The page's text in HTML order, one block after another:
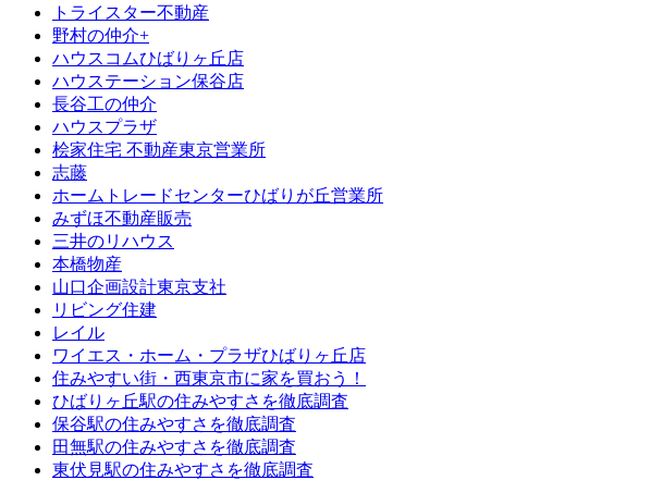
トライスター不動産
野村の仲介+
ハウスコムひばりヶ丘店
ハウステーション保谷店
長谷工の仲介
ハウスプラザ
桧家住宅 不動産東京営業所
志藤
ホームトレードセンターひばりが丘営業所
みずほ不動産販売
三井のリハウス
本橋物産
山口企画設計東京支社
リビング住建
レイル
ワイエス・ホーム・プラザひばりヶ丘店
住みやすい街・西東京市に家を買おう！
ひばりヶ丘駅の住みやすさを徹底調査
保谷駅の住みやすさを徹底調査
田無駅の住みやすさを徹底調査
東伏見駅の住みやすさを徹底調査